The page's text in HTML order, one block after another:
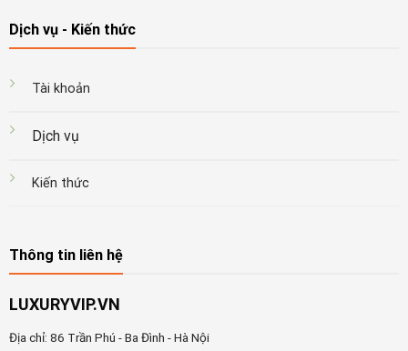
Dịch vụ - Kiến thức
Tài khoản
Dịch vụ
Kiến thức
Thông tin liên hệ
LUXURYVIP.VN
Địa chỉ: 86 Trần Phú - Ba Đình - Hà Nội